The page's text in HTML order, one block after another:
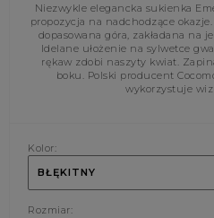
Niezwykle elegancka sukienka
propozycja na nadchodzące
dopasowana góra, zakładana na
Idelane ułożenie na sylwetce
rękaw zdobi naszyty kwiat.
boku. Polski producent
wykorzystuje
Kolor:
BŁĘKITNY
Rozmiar: